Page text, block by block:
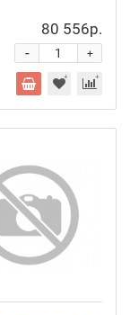
80 556р.
+
-